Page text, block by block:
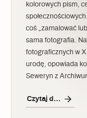
kolorowych pism,
coś „zamalować
sama fotografia.
fotograficznych w
urodę, opowiada
Seweryn z
Czytaj dalej